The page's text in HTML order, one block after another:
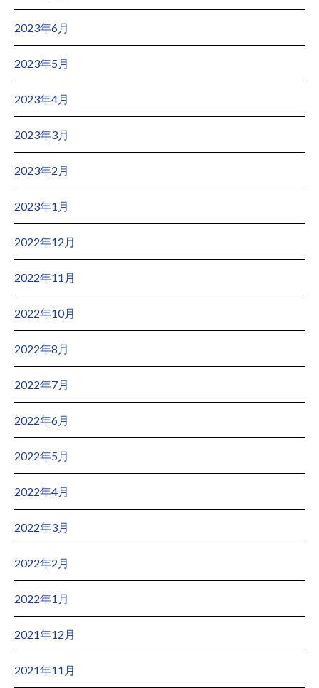
2023年6月
2023年5月
2023年4月
2023年3月
2023年2月
2023年1月
2022年12月
2022年11月
2022年10月
2022年8月
2022年7月
2022年6月
2022年5月
2022年4月
2022年3月
2022年2月
2022年1月
2021年12月
2021年11月